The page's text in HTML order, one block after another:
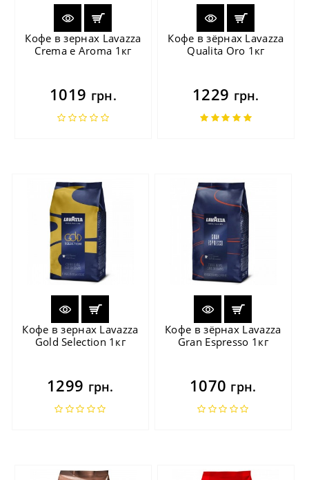
Кофе в зернах Lavazza
Crema e Aroma 1кг
1019 грн.
Кофе в зёрнах Lavazza
Qualita Oro 1кг
1229 грн.
Кофе в зернах Lavazza
Gold Selection 1кг
1299 грн.
Кофе в зёрнах Lavazza
Gran Espresso 1кг
1070 грн.